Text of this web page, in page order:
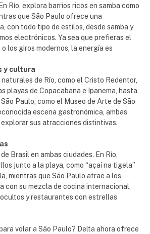
Río, explora barrios ricos en samba como
que São Paulo ofrece una
con todo tipo de estilos, desde samba y
electrónicos. Ya sea que prefieras el
los giros modernos, la energía es
y cultura
de Río, como el Cristo Redentor,
playas de Copacabana e Ipanema, hasta
Paulo, como el Museo de Arte de São
escena gastronómica, ambas
sus atracciones distintivas.
Brasil en ambas ciudades. En Río,
junto a la playa, como “açaí na tigela”
mientras que São Paulo atrae a los
con su mezcla de cocina internacional,
y restaurantes con estrellas
volar a São Paulo? Delta ahora ofrece